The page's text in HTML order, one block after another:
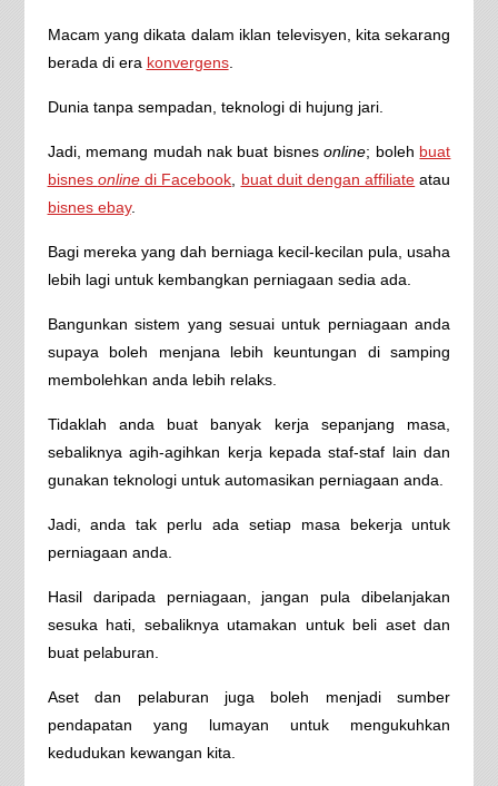
Macam yang dikata dalam iklan televisyen, kita sekarang
berada di era konvergens.
Dunia tanpa sempadan, teknologi di hujung jari.
Jadi, memang mudah nak buat bisnesonline; boleh buat
bisnes onlinedi Facebook buat duit dengan affiliate atau
bisnes ebay.
Bagi mereka yang dah berniaga kecil-kecilan pula, usaha
lebih lagi untuk kembangkan perniagaan sedia ada.
Bangunkan sistem yang sesuai untuk perniagaan anda
supaya boleh menjana lebih keuntungan di samping
membolehkan anda lebih relaks.
Tidaklah anda buat banyak kerja sepanjang masa,
sebaliknya agih-agihkan kerja kepada staf-staf lain dan
gunakan teknologi untuk automasikan perniagaan anda.
Jadi, anda tak perlu ada setiap masa bekerja untuk
perniagaan anda.
Hasil daripada perniagaan, jangan pula dibelanjakan
sesuka hati, sebaliknya utamakan untuk beli aset dan
buat pelaburan.
Aset dan pelaburan juga boleh menjadi sumber
pendapatan yang lumayan untuk mengukuhkan
kedudukan kewangan kita.